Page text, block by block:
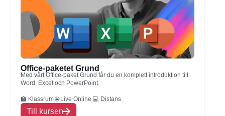
Office-paketet Grund
Med vårt Office-paket Grund får du en komplett introduktion till
Word, Excel och PowerPoint.
🏫 Klassrum 🌐 Live Online 💻 Distans
Till kursen